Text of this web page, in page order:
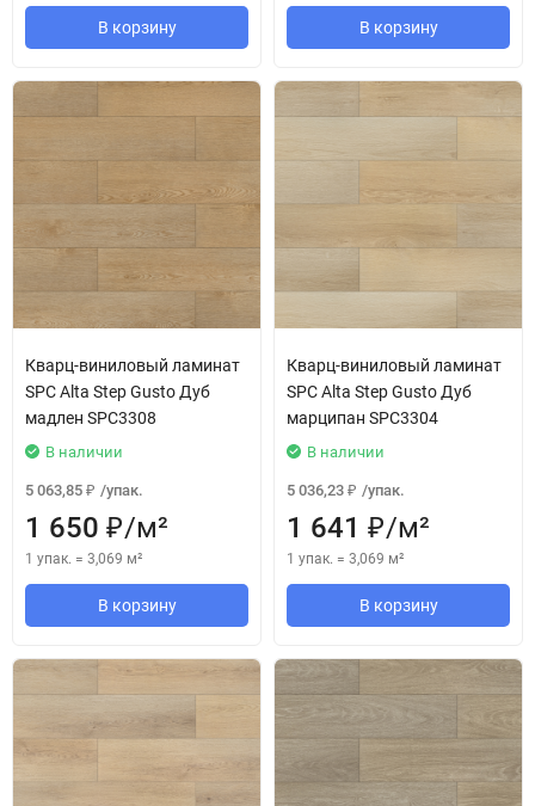
В корзину В корзину
Кварц-виниловый ламинат
SPC Alta Step Gusto Дуб
мадлен SPC3308
В наличии
5 063,85 ₽ /упак.
1 650 ₽/м²
1 упак. = 3,069 м²
В корзину
Кварц-виниловый ламинат
SPC Alta Step Gusto Дуб
марципан SPC3304
В наличии
5 036,23 ₽ /упак.
1 641 ₽/м²
1 упак. = 3,069 м²
В корзину